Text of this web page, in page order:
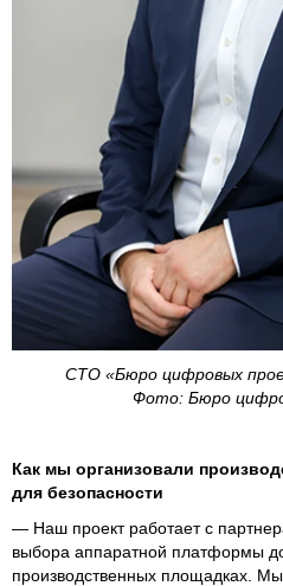
СТО «Бюро цифровых
Фото: Бюро
Как мы организовали
для безопасности
— Наш проект работает с
выбора аппаратной платформы
производственных площадках.